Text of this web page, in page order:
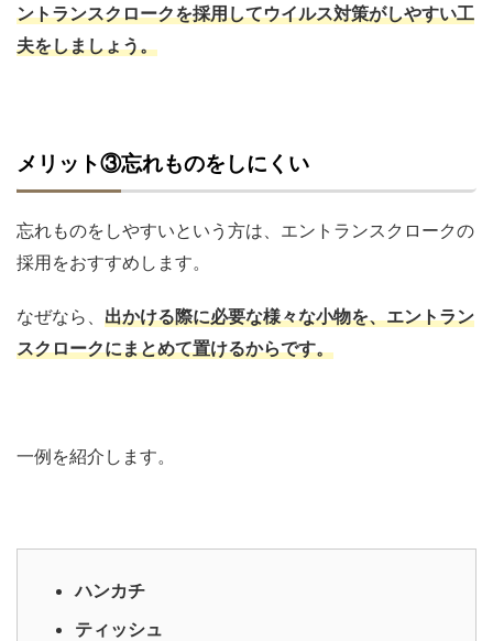
ントランスクロークを採用してウイルス対策がしやすい工
夫をしましょう。
メリット③忘れものをしにくい
忘れものをしやすいという方は、エントランスクロークの
採用をおすすめします。
なぜなら、 出かける際に必要な様々な小物を、エントラン
スクロークにまとめて置けるからです。
一例を紹介します。
ハンカチ
ティッシュ